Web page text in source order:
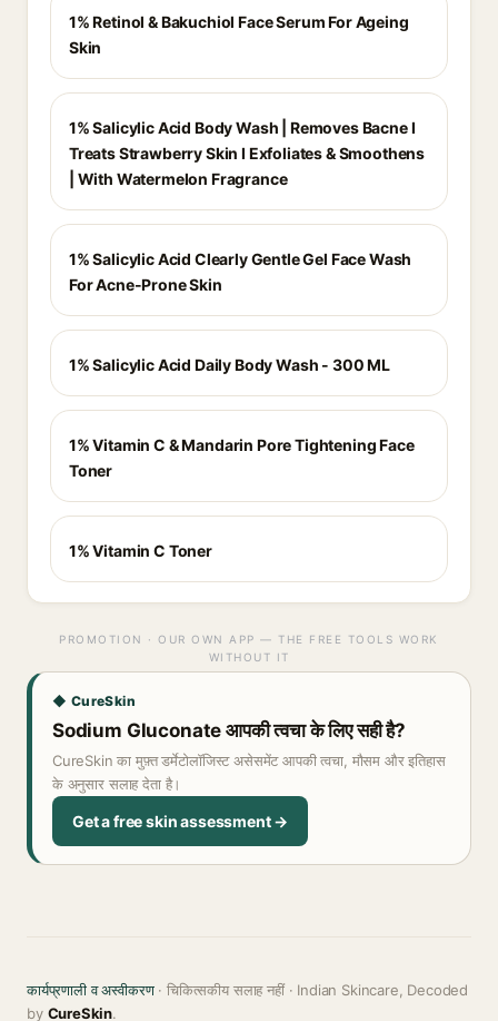
1% Retinol & Bakuchiol Face Serum For Ageing
Skin
1% Salicylic Acid Body Wash | Removes Bacne I
Treats Strawberry Skin I Exfoliates & Smoothens
| With Watermelon Fragrance
1% Salicylic Acid Clearly Gentle Gel Face Wash
For Acne-Prone Skin
1% Salicylic Acid Daily Body Wash - 300 ML
1% Vitamin C & Mandarin Pore Tightening Face
Toner
1% Vitamin C Toner
PROMOTION · OUR OWN APP — THE FREE TOOLS WORK
WITHOUT IT
◆ CureSkin
Sodium Gluconate आपकी त्वचा के लिए सही है?
CureSkin का मुफ़्त डर्मेटोलॉजिस्ट असेसमेंट आपकी त्वचा, मौसम और इतिहास
के अनुसार सलाह देता है।
Get a free skin assessment →
कार्यप्रणाली व अस्वीकरण· चिकित्सकीय सलाह नहीं · Indian Skincare, Decoded
by CureSkin.